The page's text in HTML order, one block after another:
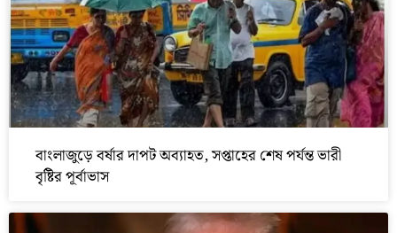
বাংলাজুড়ে বর্ষার দাপট অব্যাহত, সপ্তাহের শেষ পর্যন্ত ভারী
বৃষ্টির পূর্বাভাস